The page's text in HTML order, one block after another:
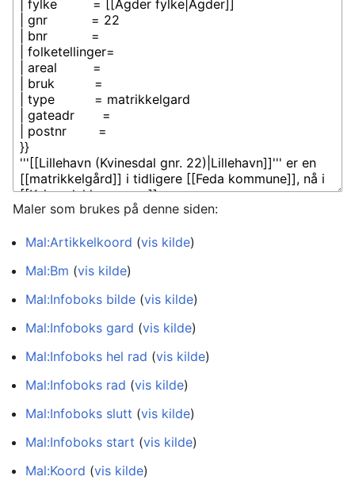
Maler som brukes på denne siden:
Mal:Artikkelkoord (vis kilde)
Mal:Bm (vis kilde)
Mal:Infoboks bilde (vis kilde)
Mal:Infoboks gard (vis kilde)
Mal:Infoboks hel rad (vis kilde)
Mal:Infoboks rad (vis kilde)
Mal:Infoboks slutt (vis kilde)
Mal:Infoboks start (vis kilde)
Mal:Koord (vis kilde)